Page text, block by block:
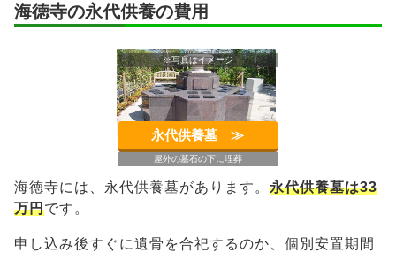
海徳寺の永代供養の費用
屋外の墓石の下に埋葬
※写真はイメージ
永代供養墓 ≫︎
海徳寺には、永代供養墓があります。 永代供養墓は33
万円です。
申し込み後すぐに遺骨を合祀するのか、個別安置期間